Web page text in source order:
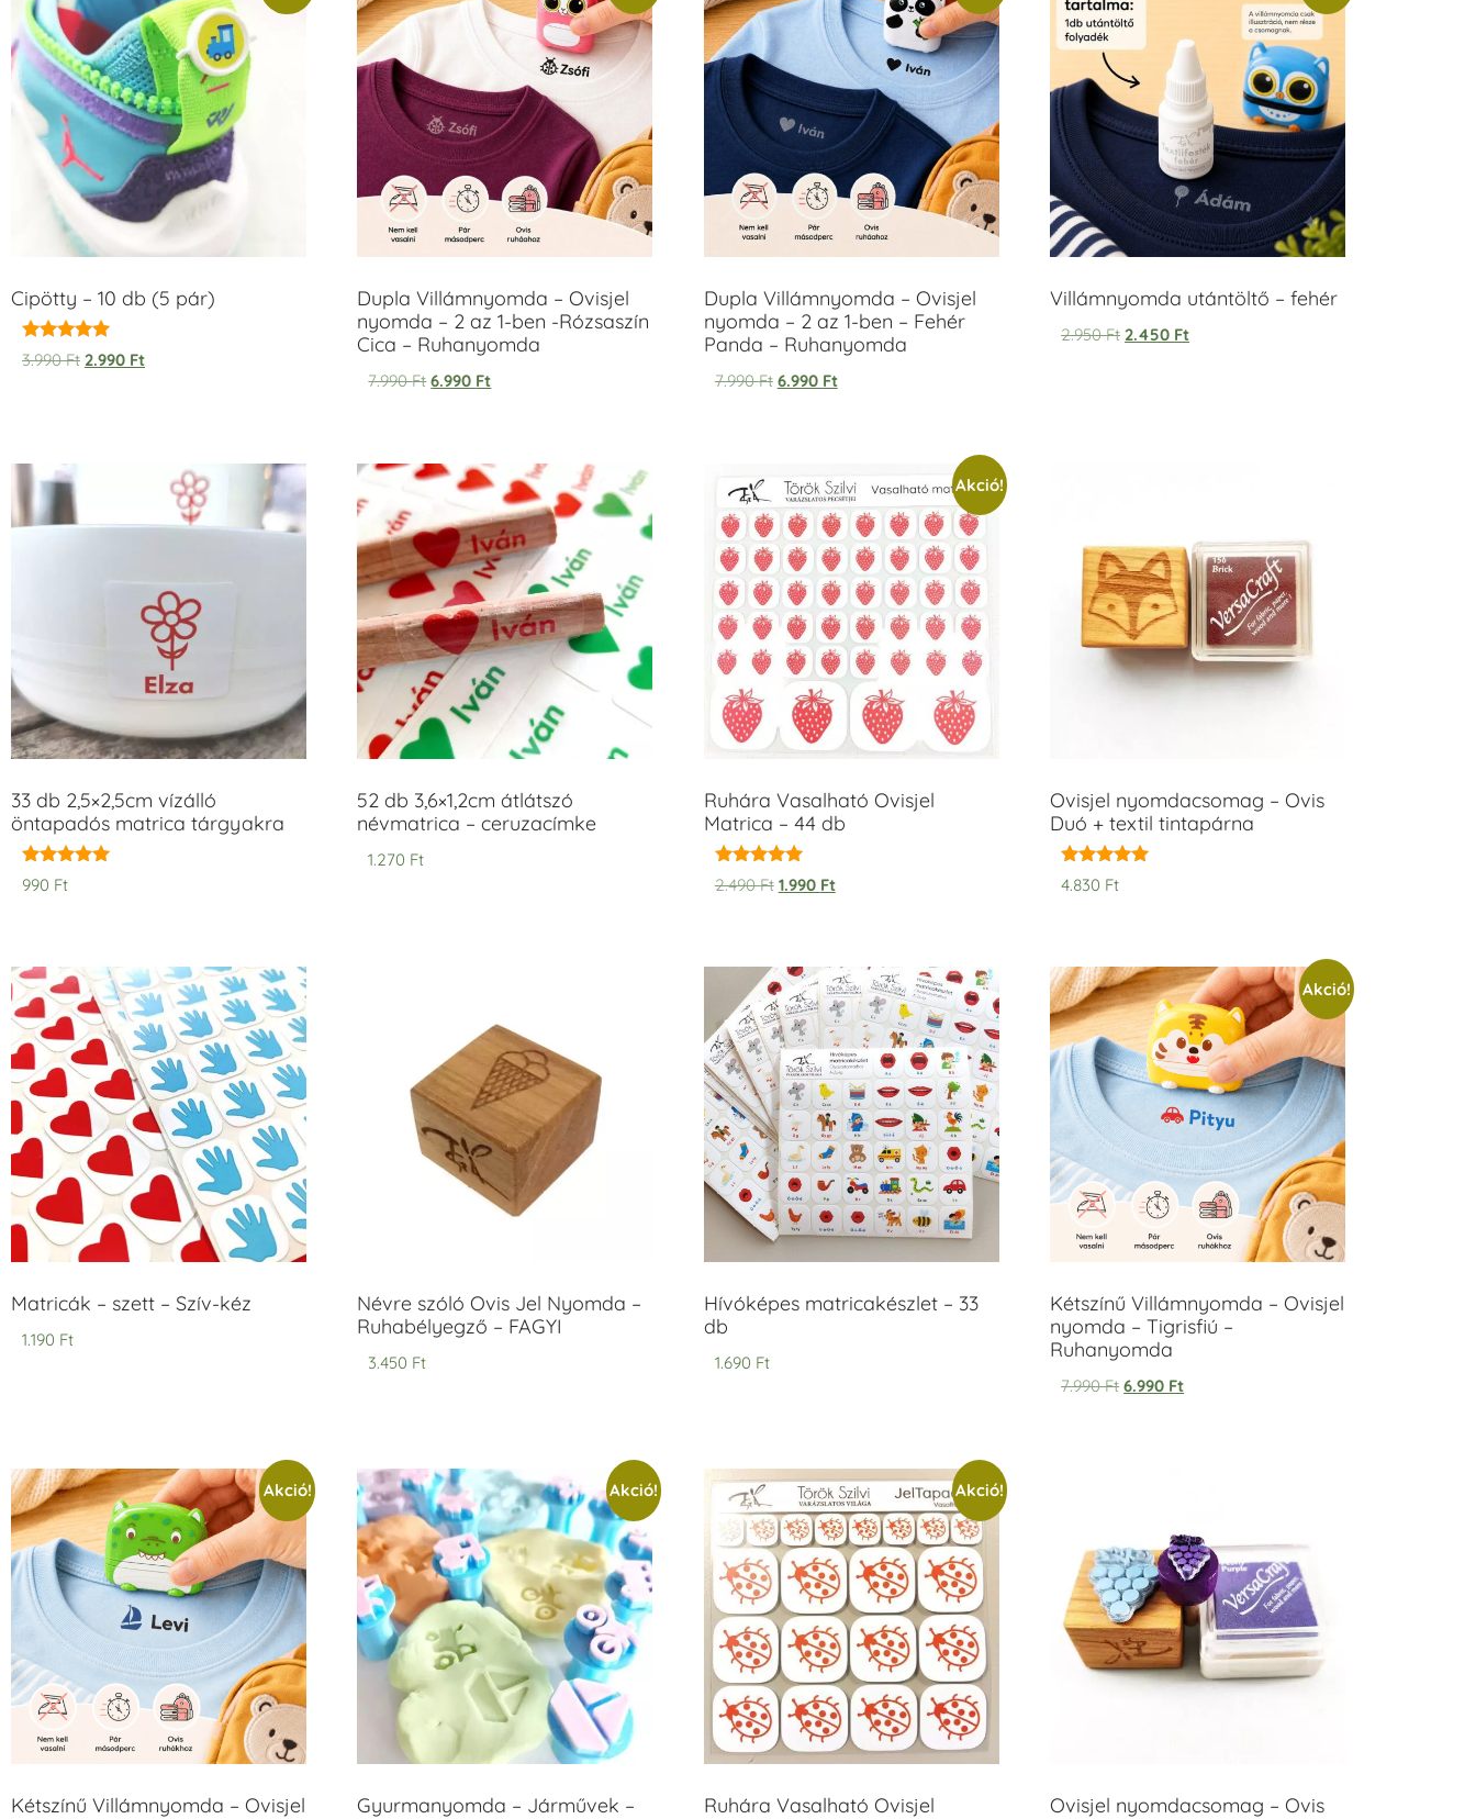
Cipötty – 10 db (5 pár)
Értékelés:
5.00
3.990Ft 2.990 Ft
Dupla Villámnyomda – Ovisjel
nyomda – 2 az 1-ben -Rózsaszín
Cica – Ruhanyomda
7.990Ft 6.990 Ft
Dupla Villámnyomda – Ovisjel
nyomda – 2 az 1-ben – Fehér
Panda – Ruhanyomda
7.990Ft 6.990 Ft
Villámnyomda utántöltő – fehér
2.950Ft 2.450 Ft
33 db 2,5×2,5cm vízálló
öntapadós matrica tárgyakra
Értékelés:
5.00
990 Ft
52 db 3,6×1,2cm átlátszó
névmatrica – ceruzacímke
1.270 Ft
Akció!
Ruhára Vasalható Ovisjel
Matrica – 44 db
Értékelés:
5.00
2.490Ft 1.990 Ft
Ovisjel nyomdacsomag – Ovis
Duó + textil tintapárna
Értékelés:
5.00
4.830 Ft
Matricák – szett – Szív-kéz
1.190 Ft
Névre szóló Ovis Jel Nyomda –
Ruhabélyegző – FAGYI
3.450 Ft
Hívóképes matricakészlet – 33
db
1.690 Ft
Akció!
Kétszínű Villámnyomda – Ovisjel
nyomda – Tigrisfiú –
Ruhanyomda
7.990Ft 6.990 Ft
Akció!
Kétszínű Villámnyomda – Ovisjel
Akció!
Gyurmanyomda – Járművek –
Akció!
Ruhára Vasalható Ovisjel
Ovisjel nyomdacsomag – Ovis